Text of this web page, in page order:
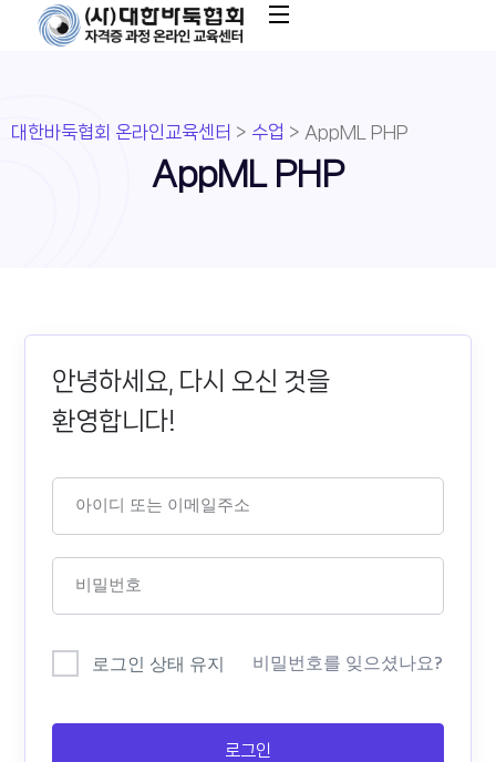
대한바둑협회 온라인교육센터 > 수업 > AppML PHP
AppML PHP
안녕하세요, 다시 오신 것을
환영합니다!
로그인 상태 유지 비밀번호를 잊으셨나요?
로그인